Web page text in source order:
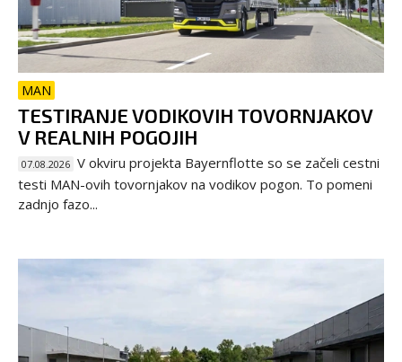
MAN
TESTIRANJE VODIKOVIH TOVORNJAKOV
V REALNIH POGOJIH
07.08.2026 V okviru projekta Bayernflotte so se začeli cestni
testi MAN-ovih tovornjakov na vodikov pogon. To pomeni
zadnjo fazo...